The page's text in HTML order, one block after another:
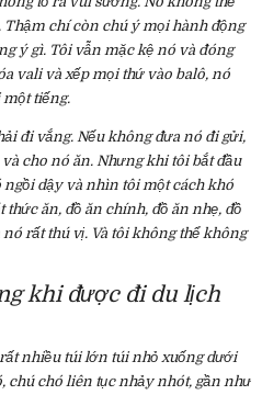
chí còn chú ý mọi hành động
ý gì. Tôi vẫn mặc kệ nó và đóng
vali và xếp mọi thứ vào balô, nó
tiếng.
đi vắng. Nếu không đưa nó đi gửi,
cho nó ăn. Nhưng khi tôi bắt đầu
ngồi dậy và nhìn tôi một cách khó
thức ăn, đồ ăn chính, đồ ăn nhẹ, đồ
rất thú vị. Và tôi không thể không
khi được đi du lịch
nhiều túi lớn túi nhỏ xuống dưới
chú chó liên tục nhảy nhót, gần như